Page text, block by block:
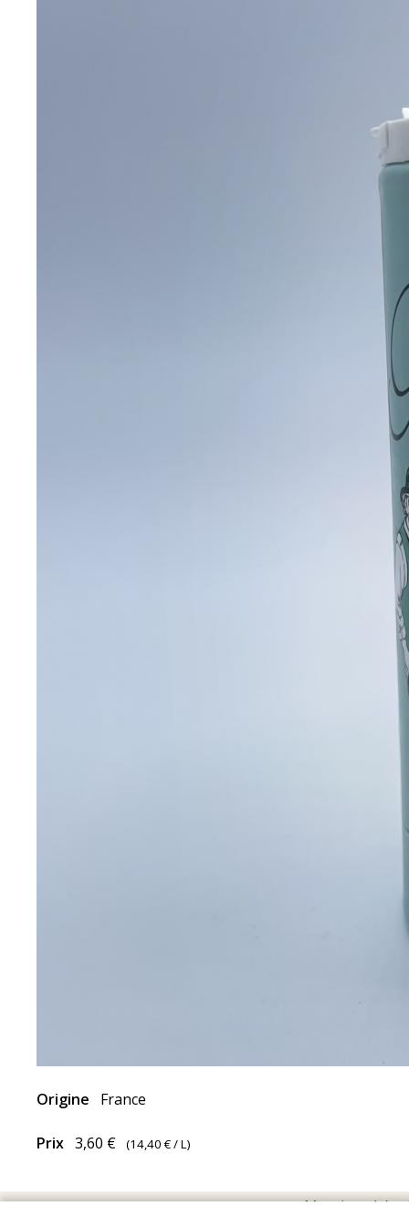
Origine France
Prix 3,60 € (14,40 €/ L)
Mentions